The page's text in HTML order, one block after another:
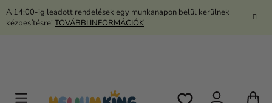
Ugrás
A 14:00-ig leadott rendelések egy munkanapon belül kerülnek
kézbesítésre! TOVÁBBI INFORMÁCIÓK